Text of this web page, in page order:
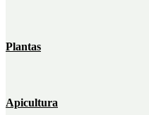
Plantas
Apicultura